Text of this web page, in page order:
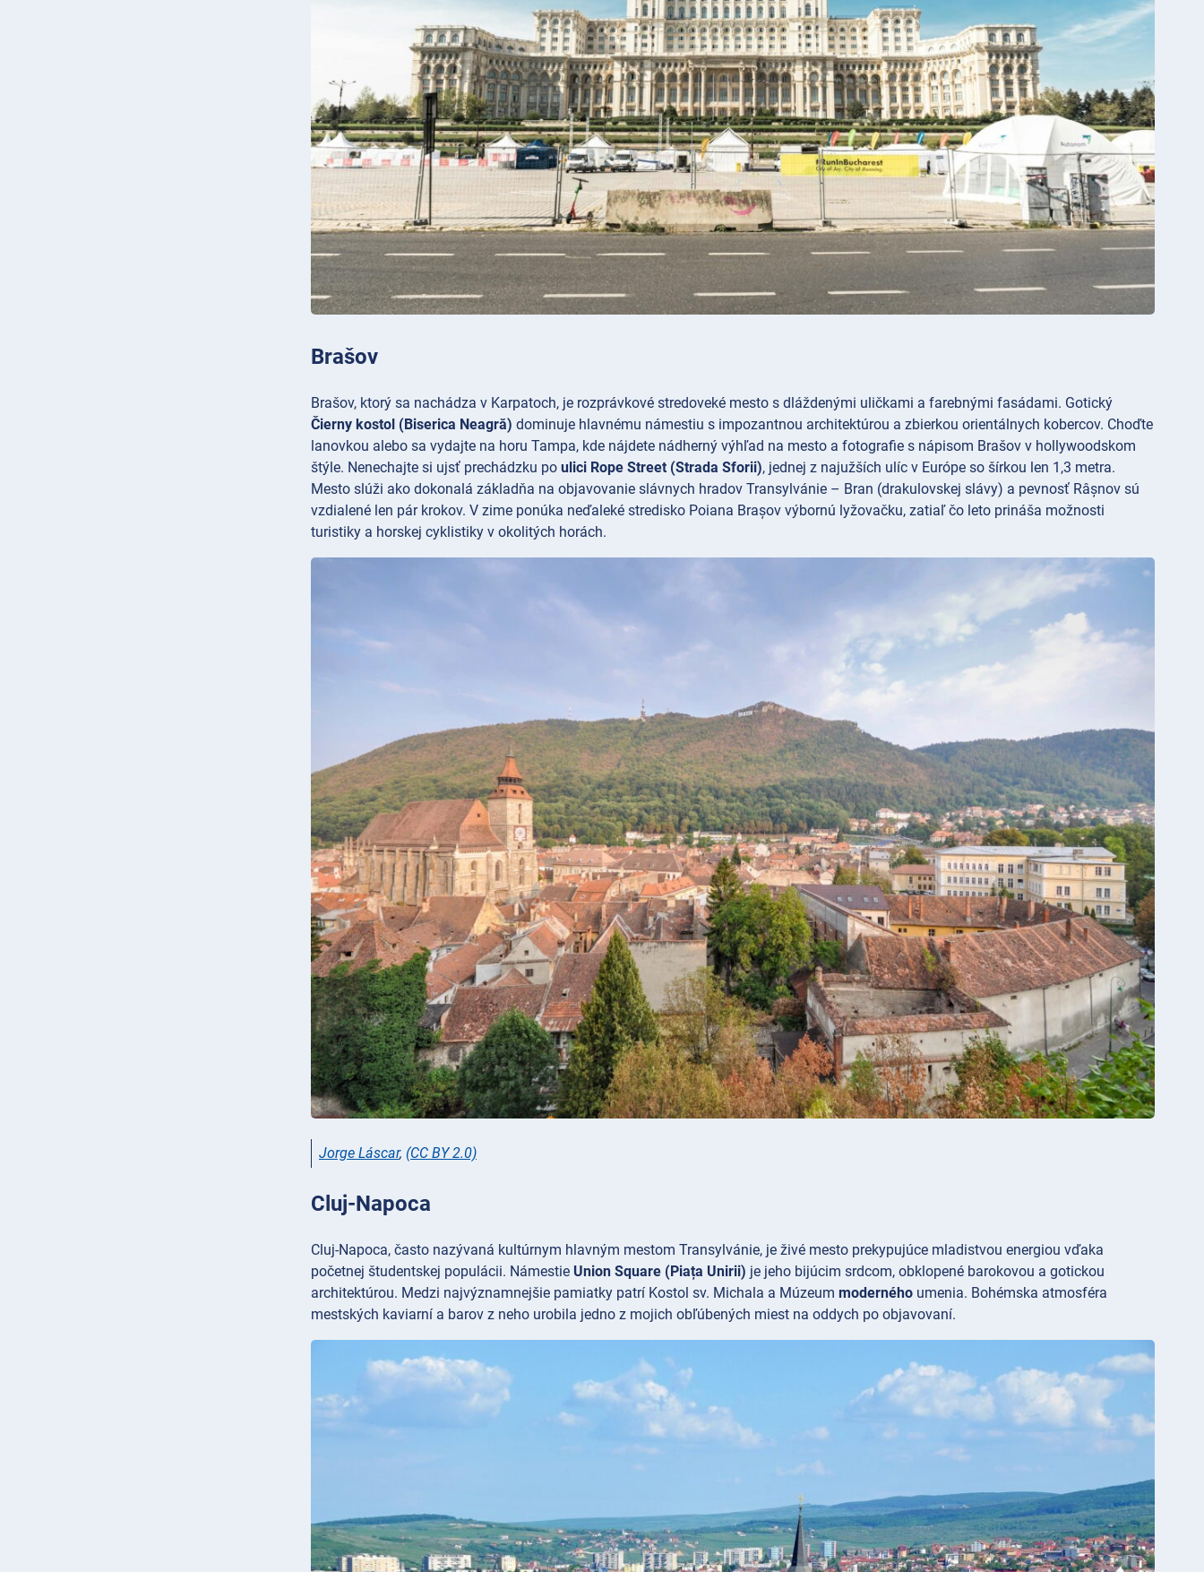
Brašov
Brašov, ktorý sa nachádza v Karpatoch, je rozprávkové stredoveké mesto s dláždenými uličkami a farebnými fasádami. Gotický
Čierny kostol (Biserica Neagră) dominuje hlavnému námestiu s impozantnou architektúrou a zbierkou orientálnych kobercov. Choďte
lanovkou alebo sa vydajte na horu Tampa, kde nájdete nádherný výhľad na mesto a fotografie s nápisom Brašov v hollywoodskom
štýle. Nenechajte si ujsť prechádzku po ulici Rope Street (Strada Sforii), jednej z najužších ulíc v Európe so šírkou len 1,3 metra.
Mesto slúži ako dokonalá základňa na objavovanie slávnych hradov Transylvánie – Bran (drakulovskej slávy) a pevnosť Râșnov sú
vzdialené len pár krokov. V zime ponúka neďaleké stredisko Poiana Brașov výbornú lyžovačku, zatiaľ čo leto prináša možnosti
turistiky a horskej cyklistiky v okolitých horách.
Jorge Láscar, (CC BY 2.0)
Cluj-Napoca
Cluj-Napoca, často nazývaná kultúrnym hlavným mestom Transylvánie, je živé mesto prekypujúce mladistvou energiou vďaka
početnej študentskej populácii. Námestie Union Square (Piața Unirii) je jeho bijúcim srdcom, obklopené barokovou a gotickou
architektúrou. Medzi najvýznamnejšie pamiatky patrí Kostol sv. Michala a Múzeum moderného umenia. Bohémska atmosféra
mestských kaviarní a barov z neho urobila jedno z mojich obľúbených miest na oddych po objavovaní.